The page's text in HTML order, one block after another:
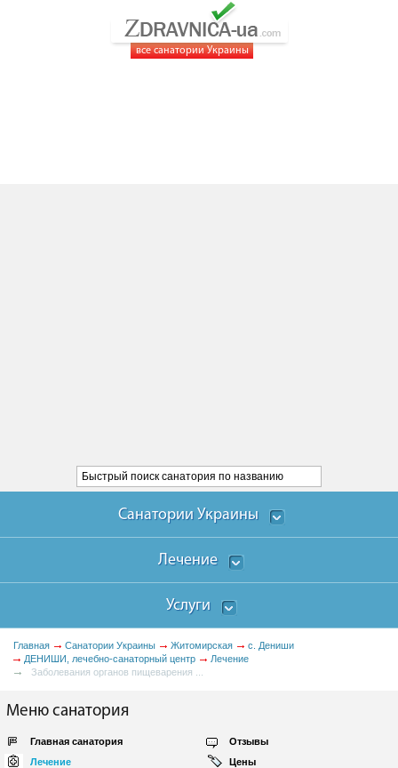
все санатории Украины
Санатории Украины
Лечение
Услуги
Главная Санатории Украины Житомирская
с. Дениши
ДЕНИШИ, лечебно-санаторный центр
Лечение
Заболевания органов пищеварения ...
Меню санатория
Главная санатория
Отзывы
Лечение
Цены